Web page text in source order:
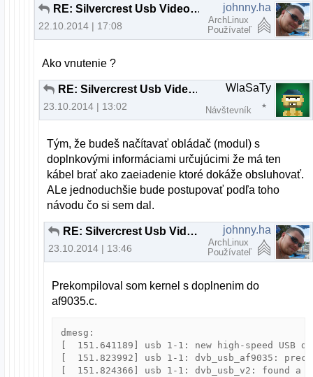
RE: Silvercrest Usb Video Grabber VG 2010
22.10.2014 | 17:08
johnny.ha
ArchLinux
Používateľ
Ako vnutenie ?
RE: Silvercrest Usb Video Grabber VG 2010
23.10.2014 | 13:02
WlaSaTy
Návštevník
Tým, že budeš načítavať obládač (modul) s
doplnkovými informáciami určujúcimi že má ten
kábel brať ako zaeiadenie ktoré dokáže obsluhovať.
ALe jednoduchšie bude postupovať podľa toho
návodu čo si sem dal.
RE: Silvercrest Usb Video Grabber VG 2010
23.10.2014 | 13:46
johnny.ha
ArchLinux
Používateľ
Prekompiloval som kernel s doplnenim do
af9035.c.
dmesg:
[  151.641189] usb 1-1: new high-speed USB
[  151.823992] usb 1-1: dvb_usb_af9035:
[  151.824366] usb 1-1: dvb_usb_v2: found